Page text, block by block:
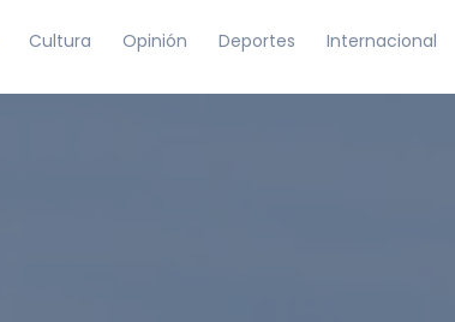
Cultura Opinión Deportes Internacional